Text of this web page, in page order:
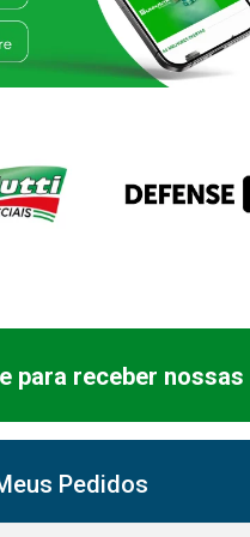
para receber
Pedidos